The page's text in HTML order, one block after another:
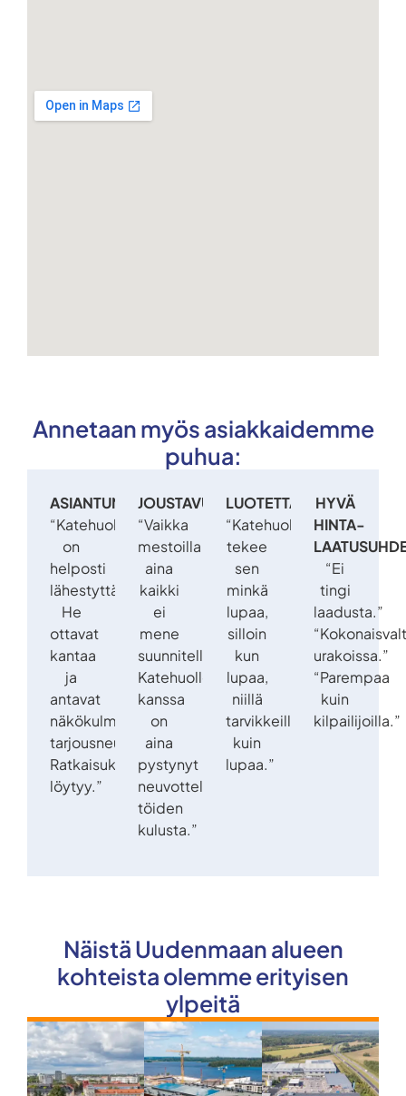
Annetaan myös asiakkaidemme
puhua:
ASIANTUNTIJUUS:
“Katehuolto
on
helposti
lähestyttävä.
He
ottavat
kantaa
ja
antavat
näkökulmaa
tarjousneuvotteluissa.
Ratkaisukyvykkyyttä
löytyy.”
JOUSTAVUUS:
“Vaikka
mestoilla
aina
kaikki
ei
mene
suunnitellusti,
Katehuollon
kanssa
on
aina
pystynyt
neuvottelemaan
töiden
kulusta.”
LUOTETTAVUUS:
“Katehuolto
tekee
sen
minkä
lupaa,
silloin
kun
lupaa,
niillä
tarvikkeilla
kuin
lupaa.”
HYVÄ
HINTA-
“Ei
tingi
laadusta.”
urakoissa.”
“Parempaa
kuin
kilpailijoilla.”
Näistä Uudenmaan alueen
kohteista olemme erityisen
ylpeitä